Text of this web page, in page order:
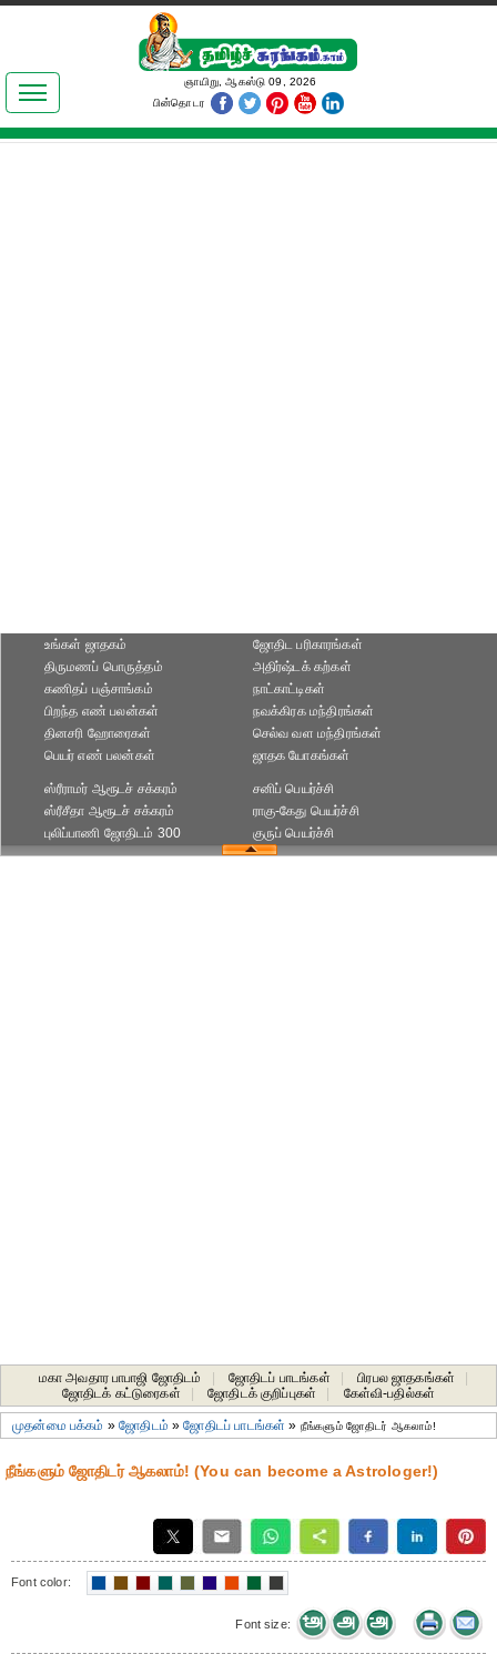
இலக்கியங்கள்
தமிழ் உலகம்
ஞாயிறு, ஆகஸ்டு 09, 2026
பின்தொடர
உங்கள் ஜாதகம்
திருமணப் பொருத்தம்
கணிதப் பஞ்சாங்கம்
ஜோதிட ப‌ரிகார‌ங்க‌ள்
அதிர்ஷ்டக் கற்கள்
நாட்காட்டிகள்
பிறந்த எண் பலன்கள்
தினசரி ஹோரைகள்
பெயர் எண் பலன்கள்
நவக்கிரக மந்திரங்கள்
செல்வ வள மந்திரங்கள்
ஜாதக யோகங்கள்
ஸ்ரீராமர் ஆரூடச் சக்கரம்
ஸ்ரீசீதா ஆரூடச் சக்கரம்
புலிப்பாணி ஜோதிடம் 300
சனிப் பெயர்ச்சி
ராகு-கேது பெயர்ச்சி
குருப் பெயர்ச்சி
மகா அவதார பாபாஜி ஜோதிடம் ஜோதிடப் பாடங்கள் பிரபல ஜாதகங்கள்
ஜோதிடக் கட்டுரைகள்
ஜோதிடக் குறிப்புகள் கேள்வி-பதில்கள்
முதன்மை பக்கம் »ஜோதிடம் »ஜோதிடப் பாடங்கள் » நீங்களும் ஜோதிடர் ஆகலாம்!
நீங்களும் ஜோதிடர் ஆகலாம்! (You can become a Astrologer!)
Font color:
Font size: